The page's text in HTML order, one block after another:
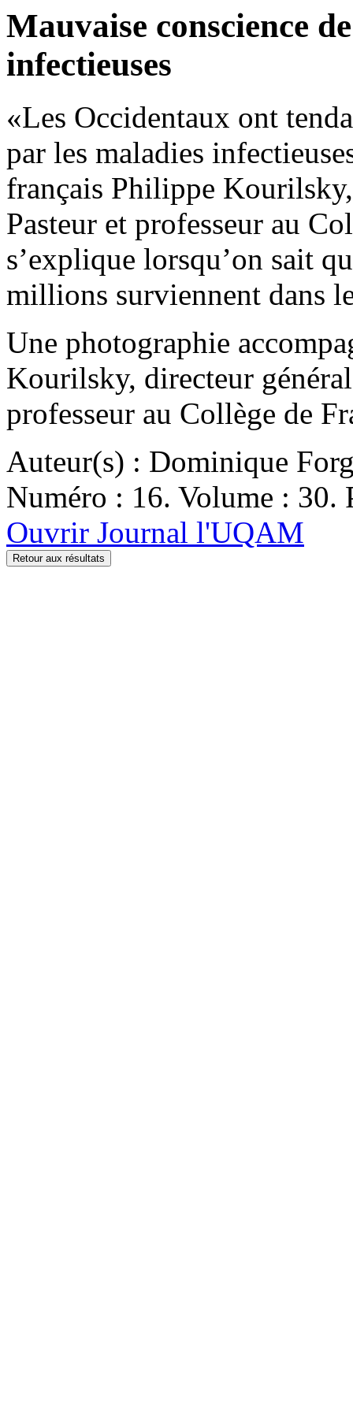
Mauvaise conscience
infectieuses
«Les Occidentaux ont
par les maladies
français Philippe
Pasteur et professeur au
s’explique lorsqu’on sait
millions surviennent dans
Une photographie
Kourilsky, directeur
professeur au Collège de
Auteur(s) : Dominique
Numéro : 16. Volume : 30.
Ouvrir Journal l'UQAM
Retour aux résultats